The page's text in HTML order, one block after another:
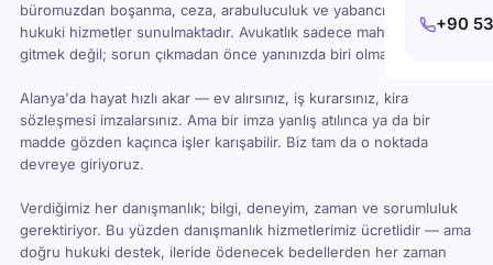
+90
büromuzdan boşanma, ceza, arabuluculuk ve yabancı uyruklu
hukuki hizmetler sunulmaktadır. Avukatlık sadece mahkemeye
gitmek değil; sorun çıkmadan önce yanınızda biri olması demektir.
Alanya'da hayat hızlı akar — ev alırsınız, iş kurarsınız, kira
sözleşmesi imzalarsınız. Ama bir imza yanlış atılınca ya da bir
madde gözden kaçınca işler karışabilir. Biz tam da o noktada
devreye giriyoruz.
Verdiğimiz her danışmanlık; bilgi, deneyim, zaman ve sorumluluk
gerektiriyor. Bu yüzden danışmanlık hizmetlerimiz ücretlidir — ama
doğru hukuki destek, ileride ödenecek bedellerden her zaman